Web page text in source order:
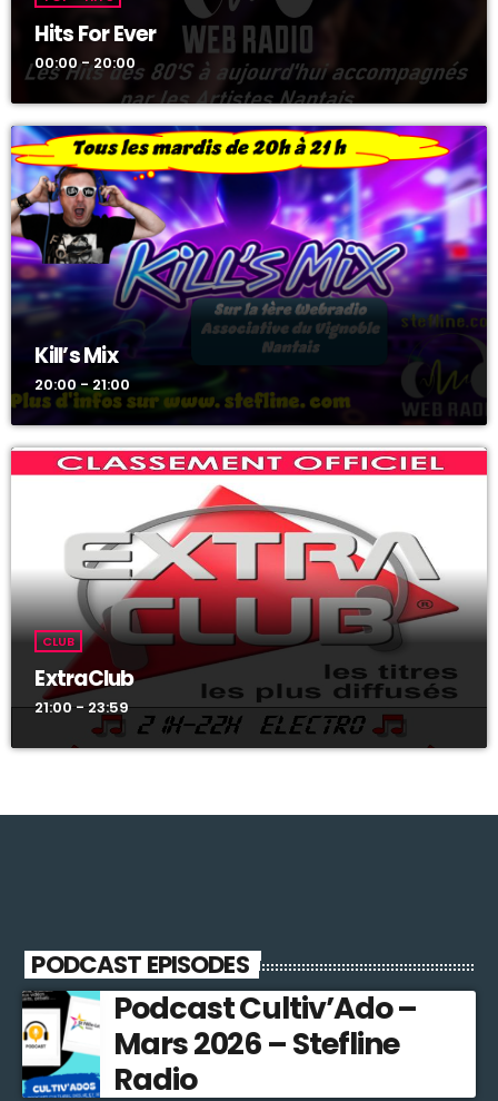
Hits For Ever
00:00 - 20:00
Kill’s Mix
20:00 - 21:00
CLUB
ExtraClub
21:00 - 23:59
PODCAST EPISODES
Podcast Cultiv’Ado –
Mars 2026 – Stefline
Radio